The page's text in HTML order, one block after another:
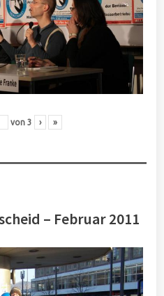
von 3 › »
– Februar 2011